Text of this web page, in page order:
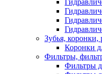
Зубья,
Коронки
Фильтры,
Фильтры